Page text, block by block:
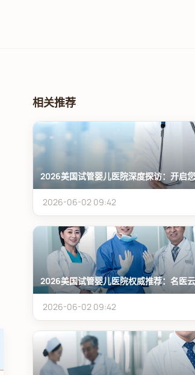
相关推荐
2026美国试管婴儿医院深度探访：开启
2026-06-02 09:42
2026美国试管婴儿医院权威推荐：名医
2026-06-02 09:42